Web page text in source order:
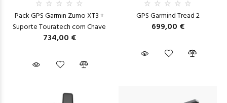
Pack GPS Garmin Zumo XT3 +
Suporte Touratech com Chave
734,00 €
GPS Garmind Tread 2
699,00 €